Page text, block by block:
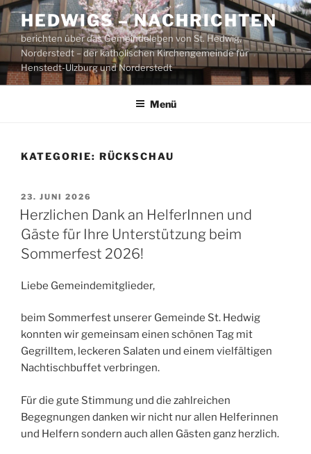
Zum
Inhalt
springen
HEDWIGS – NACHRICHTEN
berichten über das Gemeindeleben von St. Hedwig,
Norderstedt – der katholischen Kirchengemeinde für
Henstedt-Ulzburg und Norderstedt
Menü
KATEGORIE: RÜCKSCHAU
VERÖFFENTLICHT
AM
23. JUNI 2026
Herzlichen Dank an HelferInnen und
Gäste für Ihre Unterstützung beim
Sommerfest 2026!
Liebe Gemeindemitglieder,
beim Sommerfest unserer Gemeinde St. Hedwig
konnten wir gemeinsam einen schönen Tag mit
Gegrilltem, leckeren Salaten und einem vielfältigen
Nachtischbuffet verbringen.
Für die gute Stimmung und die zahlreichen
Begegnungen danken wir nicht nur allen Helferinnen
und Helfern sondern auch allen Gästen ganz herzlich.